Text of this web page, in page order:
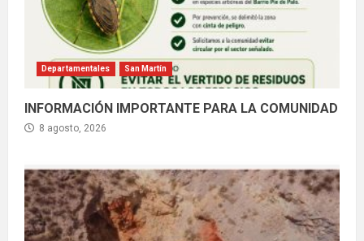
Departamentales San Martín
INFORMACIÓN IMPORTANTE PARA LA COMUNIDAD
8 agosto, 2026